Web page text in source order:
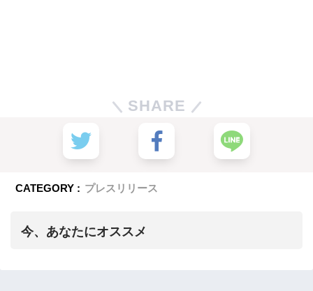
SHARE
CATEGORY : プレスリリース
今、あなたにオススメ